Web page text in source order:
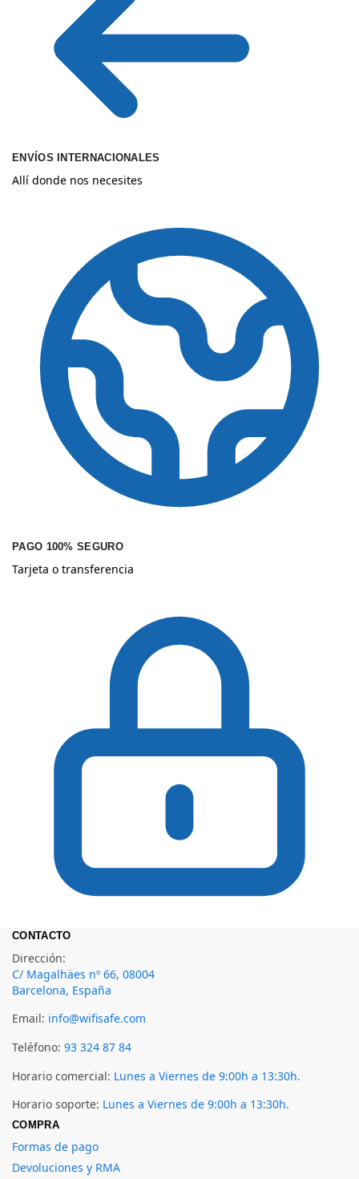
ENVÍOS INTERNACIONALES
Allí donde nos necesites
PAGO 100% SEGURO
Tarjeta o transferencia
CONTACTO
Dirección:
C/ Magalhäes nº 66, 08004
Barcelona, España
Email: info@wifisafe.com
Teléfono: 93 324 87 84
Horario comercial: Lunes a Viernes de 9:00h a 13:30h.
Horario soporte: Lunes a Viernes de 9:00h a 13:30h.
COMPRA
Formas de pago
Devoluciones y RMA